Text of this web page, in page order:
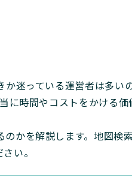
迷っている運営者は多い
時間やコストをかける価
かを解説します。地図検
い。